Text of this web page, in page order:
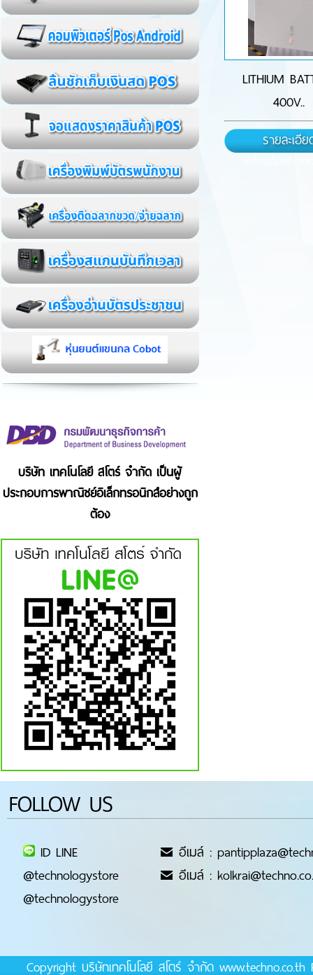
บริษัท เทคโนโลยี สโตร์ จำกัด เป็นผู้
ประกอบการพาณิชย์อิเล็กทรอนิกส์อย่างถูก
ต้อง
LITHIUM
400V..
รายละเอี
FOLLOW US
ID LINE
@technologystore
@technologystore
อีเมล์ :
อีเมล์ :
Copyright บริษัทเทคโนโลยี สโตร์ จำกัด